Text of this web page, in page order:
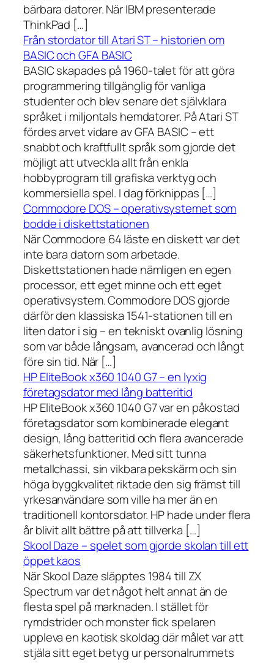
bärbara datorer. När IBM presenterade
ThinkPad […]
Från stordator till Atari ST – historien om
BASIC och GFA BASIC
BASIC skapades på 1960-talet för att göra
programmering tillgänglig för vanliga
studenter och blev senare det självklara
språket i miljontals hemdatorer. På Atari ST
fördes arvet vidare av GFA BASIC – ett
snabbt och kraftfullt språk som gjorde det
möjligt att utveckla allt från enkla
hobbyprogram till grafiska verktyg och
kommersiella spel. I dag förknippas […]
Commodore DOS – operativsystemet som
bodde i diskettstationen
När Commodore 64 läste en diskett var det
inte bara datorn som arbetade.
Diskettstationen hade nämligen en egen
processor, ett eget minne och ett eget
operativsystem. Commodore DOS gjorde
därför den klassiska 1541-stationen till en
liten dator i sig – en tekniskt ovanlig lösning
som var både långsam, avancerad och långt
före sin tid. När […]
HP EliteBook x360 1040 G7 – en lyxig
företagsdator med lång batteritid
HP EliteBook x360 1040 G7 var en påkostad
företagsdator som kombinerade elegant
design, lång batteritid och flera avancerade
säkerhetsfunktioner. Med sitt tunna
metallchassi, sin vikbara pekskärm och sin
höga byggkvalitet riktade den sig främst till
yrkesanvändare som ville ha mer än en
traditionell kontorsdator. HP hade under flera
år blivit allt bättre på att tillverka […]
Skool Daze – spelet som gjorde skolan till ett
öppet kaos
När Skool Daze släpptes 1984 till ZX
Spectrum var det något helt annat än de
flesta spel på marknaden. I stället för
rymdstrider och monster fick spelaren
uppleva en kaotisk skoldag där målet var att
stjäla sitt eget betyg ur personalrummets